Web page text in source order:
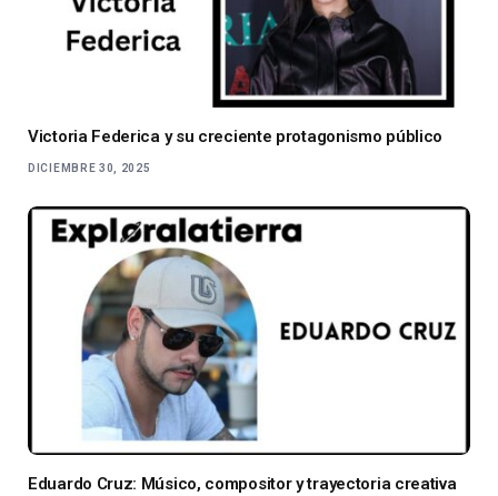
Victoria Federica y su creciente protagonismo público
DICIEMBRE 30, 2025
Eduardo Cruz: Músico, compositor y trayectoria creativa